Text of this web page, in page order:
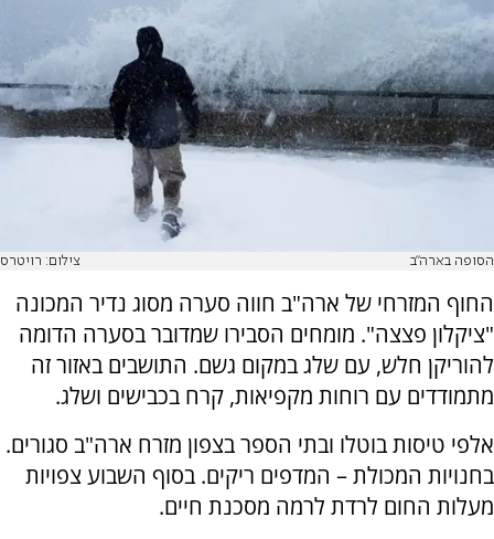
הסופה בארה"ב צילום: רויטרס
החוף המזרחי של ארה"ב חווה סערה מסוג נדיר המכונה
"ציקלון פצצה". מומחים הסבירו שמדובר בסערה הדומה
להוריקן חלש, עם שלג במקום גשם. התושבים באזור זה
מתמודדים עם רוחות מקפיאות, קרח בכבישים ושלג.
אלפי טיסות בוטלו ובתי הספר בצפון מזרח ארה"ב סגורים.
בחנויות המכולת – המדפים ריקים. בסוף השבוע צפויות
מעלות החום לרדת לרמה מסכנת חיים.